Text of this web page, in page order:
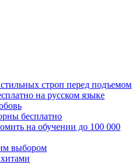
строп перед подъемом
на русском языке
бесплатно
на обучении до 100 000
выбором